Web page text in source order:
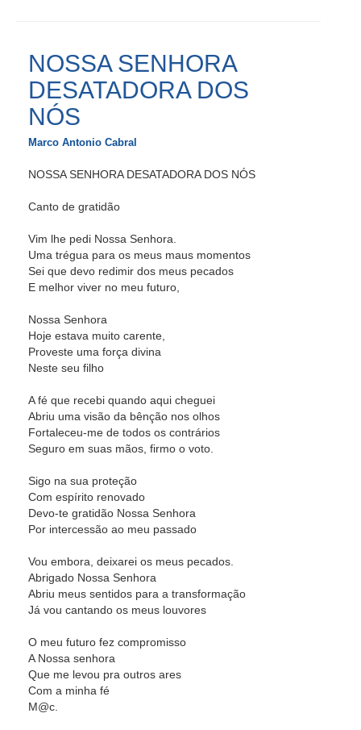
NOSSA SENHORA
DESATADORA DOS
NÓS
Marco Antonio Cabral
NOSSA SENHORA DESATADORA DOS NÓS
Canto de gratidão
Vim lhe pedi Nossa Senhora.
Uma trégua para os meus maus momentos
Sei que devo redimir dos meus pecados
E melhor viver no meu futuro,
Nossa Senhora
Hoje estava muito carente,
Proveste uma força divina
Neste seu filho
A fé que recebi quando aqui cheguei
Abriu uma visão da bênção nos olhos
Fortaleceu-me de todos os contrários
Seguro em suas mãos, firmo o voto.
Sigo na sua proteção
Com espírito renovado
Devo-te gratidão Nossa Senhora
Por intercessão ao meu passado
Vou embora, deixarei os meus pecados.
Abrigado Nossa Senhora
Abriu meus sentidos para a transformação
Já vou cantando os meus louvores
O meu futuro fez compromisso
A Nossa senhora
Que me levou pra outros ares
Com a minha fé
M@c.